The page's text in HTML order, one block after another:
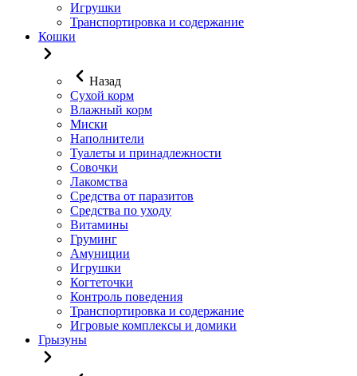
Игрушки
Транспортировка и содержание
Кошки
Назад
Сухой корм
Влажный корм
Миски
Наполнители
Туалеты и принадлежности
Совочки
Лакомства
Средства от паразитов
Средства по уходу
Витамины
Груминг
Амуниции
Игрушки
Когтеточки
Контроль поведения
Транспортировка и содержание
Игровые комплексы и домики
Грызуны